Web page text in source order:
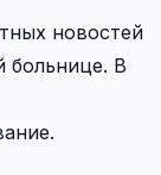
новостей
больнице. В